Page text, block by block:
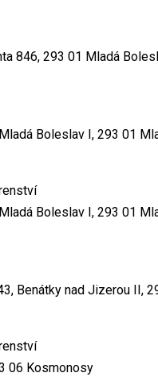
846, 293 01 Mladá
Boleslav I, 293 01
Boleslav I, 293 01
Benátky nad Jizerou II,
06 Kosmonosy